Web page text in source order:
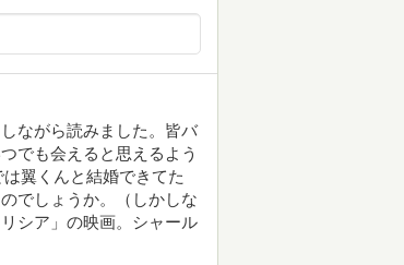
ながら読みました。皆バ
でも会えると思えるよう
翼くんと結婚できてた
でしょうか。（しかしな
シア」の映画。シャール